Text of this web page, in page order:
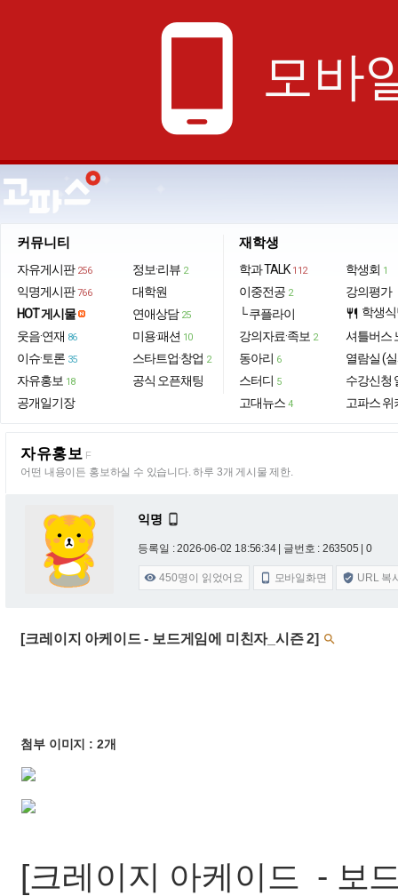
phone_android 모바
커뮤니티
자유게시판 256
익명게시판 766
HOT 게시물
웃음·연재 86
이슈·토론 35
자유홍보 18
공개일기장
정보·리뷰 2
대학원
연애상담 25
미용·패션 10
스타트업·창업 2
공식 오픈채팅
재학생
학과 TALK 112
이중전공 2
└ 쿠플라이
강의자료·족보 2
동아리 6
스터디 5
고대뉴스 4
학생회 1
강의평가
restaurant 학생
셔틀버스
열람실 (
수강신청
고파스 위
자유홍보 F
어떤 내용이든 홍보하실 수 있습니다. 하루 3개 게시물 제한.
익명 
등록일 : 2026-06-02 18:56:34 | 글번호 : 263505 | 0
 450명이 읽었어요  모바일화면  URL 복
[크레이지 아케이드 - 보드게임에 미친자_시즌 2] 
첨부 이미지 : 2개
[크레이지 아케이드 - 보